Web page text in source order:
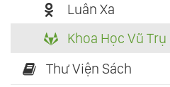
Luân Xa
Khoa Học Vũ Trụ
Thư Viện Sách